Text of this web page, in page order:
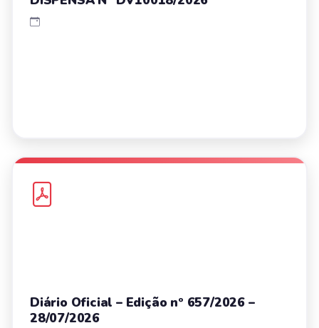
Diário Oficial – Edição nº 657/2026 –
28/07/2026